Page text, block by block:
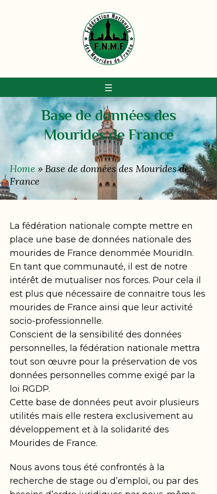
Base de données des
Mourides de France
Home »Base de données des Mourides de
France
La fédération nationale compte mettre en
place une base de données nationale des
mourides de France denommée MouridIn.
En tant que communauté, il est de notre
intérêt de mutualiser nos forces. Pour cela il
est plus que nécessaire de connaitre tous les
mourides de France ainsi que leur activité
socio-professionnelle.
Conscient de la sensibilité des données
personnelles, la fédération nationale mettra
tout son œuvre pour la préservation de vos
données personnelles comme exigé par la
loi RGDP.
Cette base de données peut avoir plusieurs
utilités mais elle restera exclusivement au
développement et à la solidarité des
Mourides de France.
Nous avons tous été confrontés à la
recherche de stage ou d’emploi, ou par des